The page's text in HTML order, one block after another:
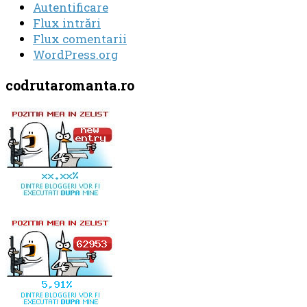
Autentificare
Flux intrări
Flux comentarii
WordPress.org
codrutaromanta.ro